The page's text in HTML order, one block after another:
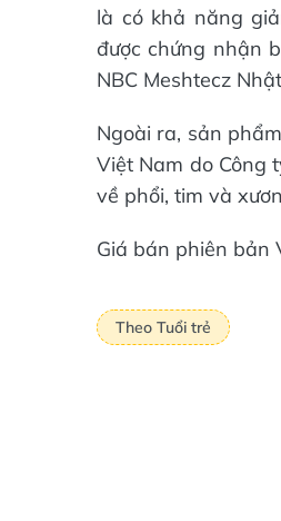
là có khả năng
được chứng nhận
NBC Meshtecz
Ngoài ra, sản
Việt Nam do Công
về phổi, tim và
Giá bán phiên bản
Theo Tuổi trẻ